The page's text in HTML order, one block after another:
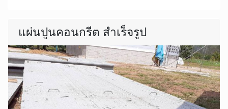
แผ่นปูนคอนกรีต สำเร็จรูป